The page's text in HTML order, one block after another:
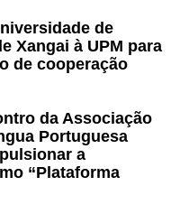
de
Xangai à UPM para
de cooperação
da Associação
Portuguesa
a
“Plataforma